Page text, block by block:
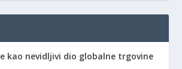
kao nevidljivi dio globalne trgovine